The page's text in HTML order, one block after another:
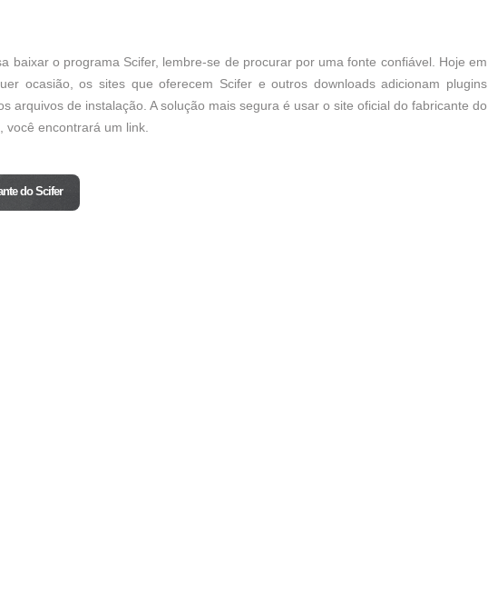
baixar o programa Scifer, lembre-se de procurar por uma fonte confiável. Hoje em
ocasião, os sites que oferecem Scifer e outros downloads adicionam plugins
arquivos de instalação. A solução mais segura é usar o site oficial do fabricante do
você encontrará um link.
do Scifer